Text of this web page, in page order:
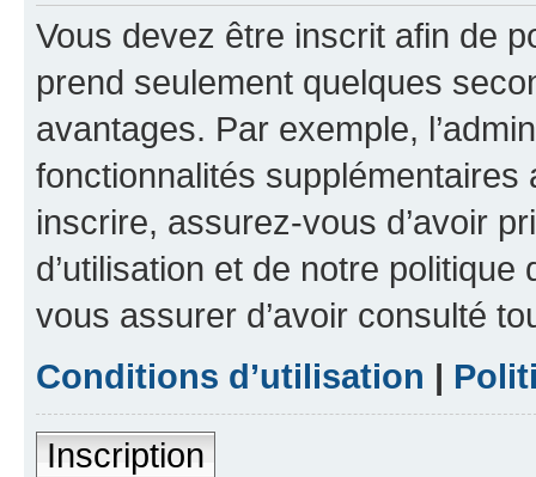
Vous devez être inscrit afin de
prend seulement quelques
avantages. Par exemple,
fonctionnalités
inscrire, assurez-vous d’avoir
d’utilisation et de notre
vous assurer d’avoir consulté
Conditions d’utilisation |
Inscription